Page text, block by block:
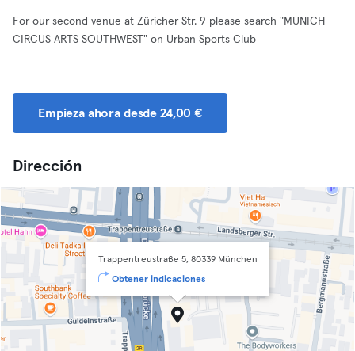
For our second venue at Züricher Str. 9 please search "MUNICH
CIRCUS ARTS SOUTHWEST" on Urban Sports Club
Empieza ahora desde 24,00 €
Dirección
Trappentreustraße 5, 80339 München
Obtener indicaciones